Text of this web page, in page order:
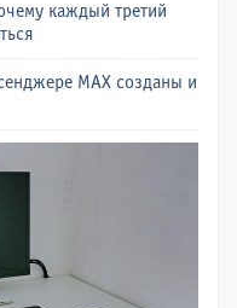
каждый третий
МАХ созданы и